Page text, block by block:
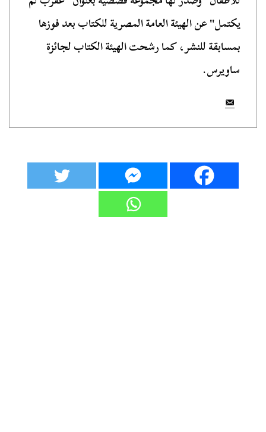
يكتمل" عن الهيئة العامة المصرية للكتاب بعد فوزها
بمسابقة للنشر، كما رشحت الهيئة الكتاب لجائزة
ساويرس.